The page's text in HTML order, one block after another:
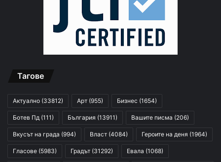
Тагове
Актуално (33812) Арт (955) Бизнес (1654)
Ботев Пд (111) България (13911) Вашите писма (206)
Вкусът на града (994) Власт (4084) Героите на деня (1964)
Гласове (5983) Градът (31292) Евала (1068)